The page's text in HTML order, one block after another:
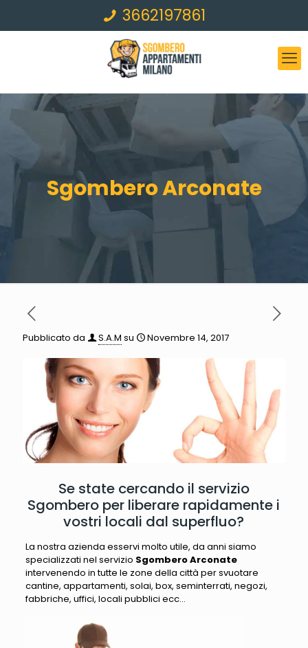
3662197861
Sgombero Arconate
Pubblicato da S.A.M su Novembre 14, 2017
Se state cercando il servizio
Sgombero per liberare rapidamente i
vostri locali dal superfluo?
La nostra azienda esservi molto utile, da anni siamo
specializzati nel servizio Sgombero Arconate
intervenendo in tutte le zone della città per svuotare
cantine, appartamenti, solai, box, seminterrati, negozi,
fabbriche, uffici, locali pubblici ecc…